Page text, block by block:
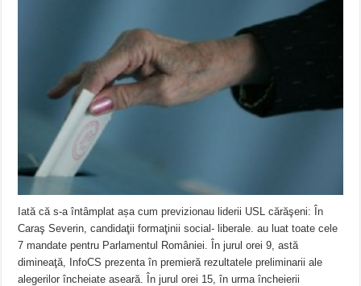
Ștrandul Termal Ring din Oravița – locul unde natura a ascuns un izvor de
Miresme de lavandă, mentă și flori de vară și râsete de copii la Carașova VIDEO
Iată că s-a întâmplat așa cum previzionau liderii USL cărăşeni: În
Caraş Severin, candidaţii formaţinii social- liberale. au luat toate cele
7 mandate pentru Parlamentul României. În jurul orei 9, astă
dimineaţă, InfoCS prezenta în premieră rezultatele preliminarii ale
alegerilor încheiate aseară. În jurul orei 15, în urma încheierii